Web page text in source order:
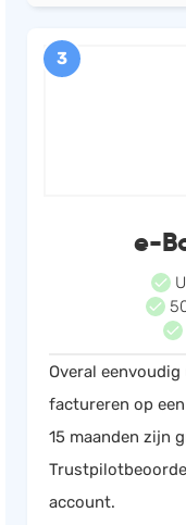
3
e-
Overal
factureren op
15 maanden zijn
account.